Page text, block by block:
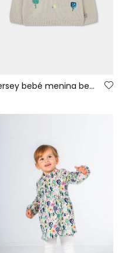
Jersey bebé menina bege bordado de árvores